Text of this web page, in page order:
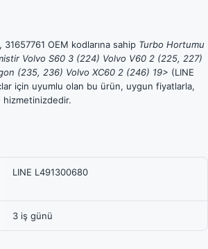
31657761 OEM kodlarına sahip Turbo Hortumu
Volvo S60 3 (224) Volvo V60 2 (225, 227)
(235, 236) Volvo XC60 2 (246) 19> (LINE
için uyumlu olan bu ürün, uygun fiyatlarla,
hizmetinizdedir.
LINE L491300680
3 iş günü